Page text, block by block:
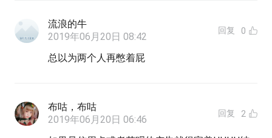
流浪的牛
2019年06月20日 08:42
回复 0
总以为两个人再憋着屁
布咕，布咕
2019年06月20日 06:46
回复 2